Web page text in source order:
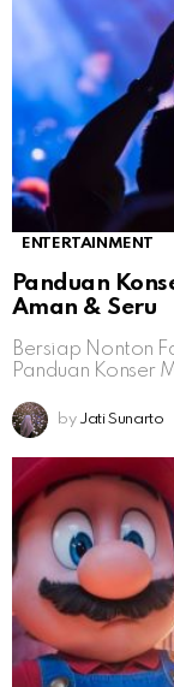
ENTERTAINMENT
Panduan
Aman & Seru
Bersiap Nonton
Panduan Konser
by Jati Sunarto